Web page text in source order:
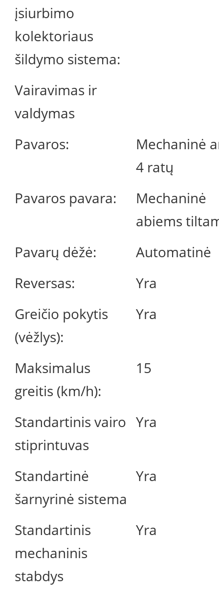
įsiurbimo
kolektoriaus
šildymo sistema:
Vairavimas ir
valdymas
Pavaros:
Mechaninė
4 ratų
Pavaros pavara:
Mechaninė
abiems
Pavarų dėžė:
Automatinė
Reversas:
Yra
Greičio pokytis
(vėžlys):
Yra
Maksimalus
greitis (km/h):
15
Standartinis vairo
stiprintuvas
Yra
Standartinė
šarnyrinė sistema
Yra
Standartinis
mechaninis
stabdys
Yra